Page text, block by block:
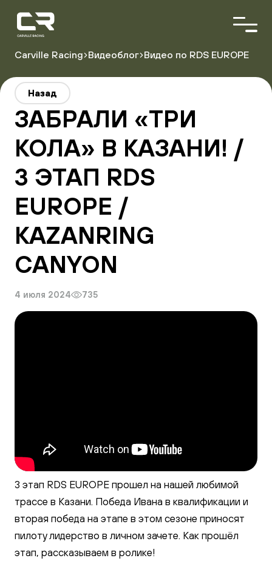
version="1.0"
encoding="utf-
Автопарк
Партнёры
Расписание гонок
Результаты
Carville Racing Видеоблог Видео по RDS EUROPE
Назад
ЗАБРАЛИ «ТРИ
КОЛА» В КАЗАНИ! /
3 ЭТАП RDS
EUROPE /
KAZANRING
CANYON
4 июля 2024 735
3 этап RDS EUROPE прошел на нашей любимой
трассе в Казани. Победа Ивана в квалификации и
вторая победа на этапе в этом сезоне приносят
пилоту лидерство в личном зачете. Как прошёл
этап, рассказываем в ролике!